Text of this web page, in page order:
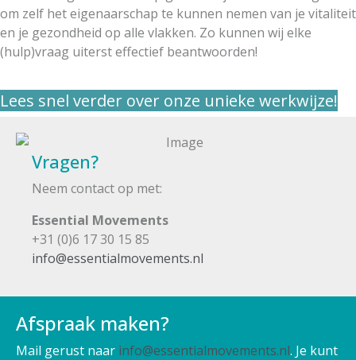
om zelf het eigenaarschap te kunnen nemen van je vitaliteit
en je gezondheid op alle vlakken. Zo kunnen wij elke
(hulp)vraag uiterst effectief beantwoorden!
Lees snel verder over onze unieke werkwijze!
Vragen?
Neem contact op met:
Essential Movements
+31 (0)6 17 30 15 85
info@essentialmovements.nl
Afspraak maken?
Mail gerust naar info@essentialmovements.nl. Je kunt